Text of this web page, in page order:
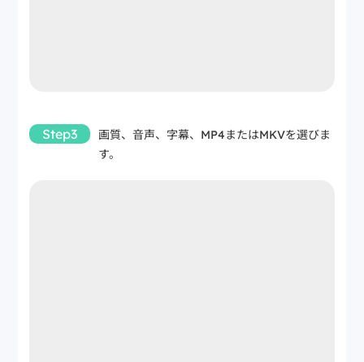
Step3
画質、音声、字幕、MP4またはMKVを選びま
す。